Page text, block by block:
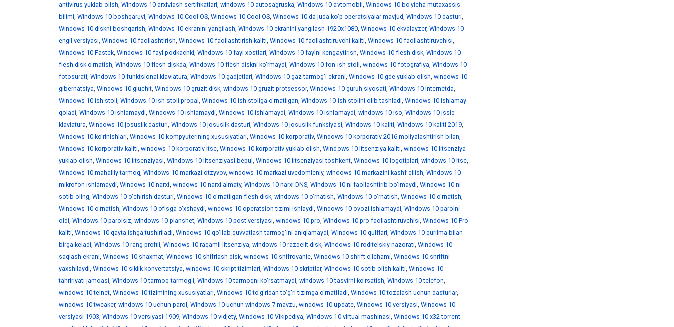
antivirus yuklab olish, Windows 10 arxivlash sertifikatlari, windows 10 autosagruska, Windows 10 avtomobil , Windows 10 bo'yicha mutaxassis
bilimi, Windows 10 boshqaruvi, Windows 10 Cool OS, Windows 10 Cool OS, Windows 10 da juda ko'p operatsiyalar mavjud, Windows 10 dasturi,
Windows 10 diskni boshqarish, Windows 10 ekranini yangilash, Windows 10 ekranini yangilash 1920x1080, Windows 10 ekvalayzer, Windows 10
engil versiyasi, Windows 10 faollashtirish, Windows 10 faollashtirish kaliti, Windows 10 faollashtiruvchi kaliti, Windows 10 faollashtiruvchisi,
Windows 10 Fastek, Windows 10 fayl podkachki, Windows 10 fayl xostlari, Windows 10 faylni kengaytirish, Windows 10 flesh-disk, Windows 10
flesh-disk o'rnatish, Windows 10 flesh-diskda, Windows 10 flesh-diskni ko'rmaydi, Windows 10 fon ish stoli, windows 10 fotografiya, Windows 10
fotosurati, Windows 10 funktsional klaviatura, Windows 10 gadjetlari, Windows 10 gaz tarmog'i ekrani, Windows 10 gde yuklab olish, windows 10
gibernatsiya, Windows 10 gluchit, Windows 10 gruzit disk, windows 10 gruzit protsessor, Windows 10 guruh siyosati, Windows 10 Internetda,
Windows 10 ish stoli, Windows 10 ish stoli propal , Windows 10 ish stoliga o'rnatilgan, Windows 10 ish stolini olib tashladi, Windows 10 ishlamay
qoladi, Windows 10 ishlamaydi, Windows 10 ishlamaydi, Windows 10 ishlamaydi, Windows 10 ishlamaydi, windows 10 iso, Windows 10 issiq
klaviatura, Windows 10 josuslik dasturi, Windows 10 josuslik dasturi, Windows 10 josuslik funksiyasi, Windows 10 kaliti, Windows 10 kaliti 2019,
Windows 10 ko'rinishlari, Windows 10 kompyuterining xususiyatlari, Windows 10 korporativ, Windows 10 korporativ 2016 moliyalashtirish bilan,
Windows 10 korporativ kaliti, windows 10 korporativ ltsc, Windows 10 korporativ yuklab olish, Windows 10 litsenziya kaliti, windows 10 litsenziya
yuklab olish, Windows 10 litsenziyasi, Windows 10 litsenziyasi bepul , Windows 10 litsenziyasi toshkent, Windows 10 logotiplari, windows 10 ltsc,
Windows 10 mahalliy tarmoq, Windows 10 markazi otzyvov, windows 10 markazi uvedomleniy, windows 10 markazini kashf qilish, Windows 10
mikrofon ishlamaydi, Windows 10 narxi, windows 10 narxi almaty, Windows 10 narxi DNS, Windows 10 ni faollashtirib bo'lmaydi, Windows 10 ni
sotib oling, Windows 10 o'chirish dasturi, Windows 10 o'rnatilgan flesh-disk, windows 10 o'rnatish, Windows 10 o'rnatish, Windows 10 o'rnatish,
Windows 10 o'rnatish, Windows 10 ofisga o'xshaydi, windows 10 operatsion tizimi ishlaydi, Windows 10 ovozi ishlamaydi, Windows 10 parolni
oldi, Windows 10 parolsiz, windows 10 planshet, Windows 10 post versiyasi, windows 10 pro, Windows 10 pro faollashtiruvchisi, Windows 10 Pro
kaliti, Windows 10 qayta ishga tushiriladi, Windows 10 qo'llab-quvvatlash tarmog'ini aniqlamaydi, Windows 10 qulflari, Windows 10 qurilma bilan
birga keladi, Windows 10 rang profili, Windows 10 raqamli litsenziya, windows 10 razdelit disk, Windows 10 roditelskiy nazorati, Windows 10
saqlash ekrani, Windows 10 shaxmat, Windows 10 shifrlash disk, windows 10 shifrovanie, Windows 10 shrift o'lchami, Windows 10 shriftni
yaxshilaydi, Windows 10 siklik konvertatsiya, windows 10 skript tizimlari, Windows 10 skriptlar, Windows 10 sotib olish kaliti, Windows 10
tahririyati jamoasi, Windows 10 tarmoq tarmog'i, Windows 10 tarmoqni ko'rsatmaydi, windows 10 tasvirni ko'rsatish, Windows 10 telefon,
windows 10 telnet, Windows 10 tizimining xususiyatlari, Windows 10 to'g'ridan-to'g'ri tizimga o'rnatiladi, Windows 10 tozalash uchun dasturlar,
windows 10 tweaker, windows 10 uchun parol , Windows 10 uchun windows 7 mavzu, windows 10 update, Windows 10 versiyasi, Windows 10
versiyasi 1903, Windows 10 versiyasi 1909, Windows 10 vidjety, Windows 10 Vikipediya, Windows 10 virtual mashinasi, Windows 10 x32 torrent